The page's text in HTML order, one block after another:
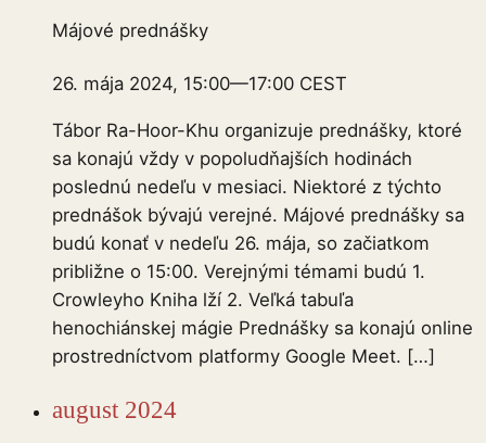
Májové prednášky
26. mája 2024, 15:00—17:00 CEST
Tábor Ra-Hoor-Khu organizuje prednášky, ktoré
sa konajú vždy v popoludňajších hodinách
poslednú nedeľu v mesiaci. Niektoré z týchto
prednášok bývajú verejné. Májové prednášky sa
budú konať v nedeľu 26. mája, so začiatkom
približne o 15:00. Verejnými témami budú 1.
Crowleyho Kniha lží 2. Veľká tabuľa
henochiánskej mágie Prednášky sa konajú online
prostredníctvom platformy Google Meet. […]
august 2024